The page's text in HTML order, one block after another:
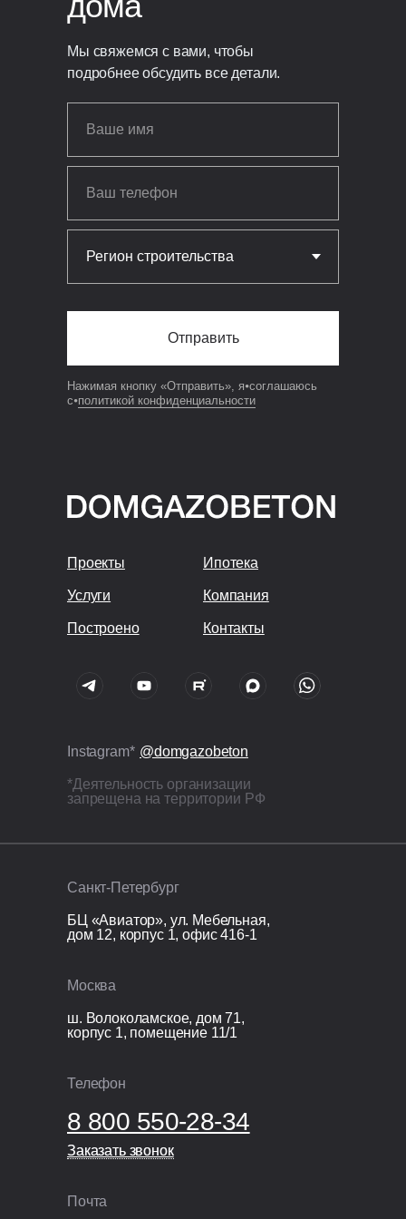
парапетные воронки Sika/Sarnafil с
работает даже зимой. Аэраторы
выводят влагу и продлевают срок
службы конструкции.
Мы свяжемся с вами, чтобы
подробнее обсудить все детали.
Отправить
Нажимая кнопку «Отправить», я⦁соглашаюсь
с⦁политикой конфиденциальности
Проекты
Услуги Компания
Ипотека
Контакты
БЦ «Авиатор», ул. Мебельная,
дом 12, корпус 1, офис 416-1
Почта
Санкт-Петербург
Instagram* @domgazobeton
ш. Волоколамское, дом 71,
корпус 1, помещение 11/1
8 800 550-28-34
Москва
*Деятельность организации
запрещена на территории РФ
Заказать звонок
Заказать звонок
Телефон
Построено